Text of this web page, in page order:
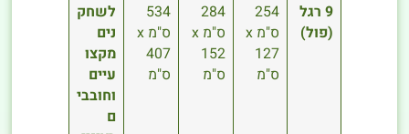
9 רגל
(פול)
254
ס"מ x
127
ס"מ
284
ס"מ x
152
ס"מ
534
ס"מ x
407
ס"מ
לשחק
נים
מקצו
עיים
וחובבי
ם